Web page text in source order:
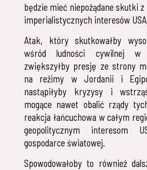
będzie mieć niepożądane skutki
imperialistycznych interesów
Atak, który skutkowałby
wśród ludności cywilnej w
zwiększyłby presję ze strony
na reżimy w Jordanii i
nastąpiłyby kryzysy i
mogące nawet obalić rządy
reakcja łańcuchowa w całym
geopolitycznym interesom
gospodarce światowej.
Spowodowałoby to również